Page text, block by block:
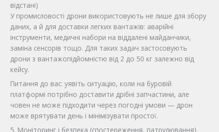
відстані)
У промисловості дрони використовують не лише для збору
даних, а й для доставки легких вантажів: аварійні
інструменти, медичні набори на віддалені майданчики,
заміна сенсорів тощо. Для таких задач застосовують
дрони з вантажопідйомністю від 2 до 50 кг залежно від
кейсу.
Питання до вас: уявіть ситуацію, коли на буровій
платформі потрібно доставити дрібні запчастини, але
човен не може підходити через погодні умови — дрон
може врятувати день і мінімізувати простої.
5. Моніторинг і безпека (спостереження, патрулювання)